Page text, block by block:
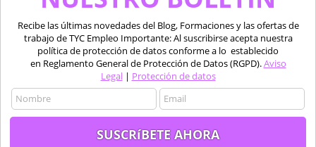
Deja tu comentario
Comentar
Recibe las últimas novedades del Blog, Formaciones y las ofertas de
trabajo de TYC Empleo Importante: Al suscribirse acepta nuestra
política de protección de datos conforme a lo establecido
en Reglamento General de Protección de Datos (RGPD).Aviso
Legal| Protección de datos